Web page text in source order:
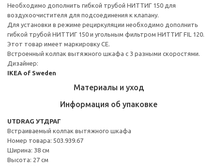
Необходимо дополнить гибкой трубой НИТТИГ 150 для
воздухоочистителя для подсоединения к клапану.
Для установки в режиме рециркуляции необходимо дополнить
гибкой трубой НИТТИГ 150 и угольным фильтром НИТТИГ FIL 120.
Этот товар имеет маркировку CE.
Встроенный колпак вытяжного шкафа с 3 разными скоростями.
Дизайнер:
IKEA of Sweden
Материалы и уход
Информация об упаковке
UTDRAG УТДРАГ
Встраиваемый колпак вытяжного шкафа
Номер товара: 503.939.67
Ширина: 38 см
Высота: 27 см